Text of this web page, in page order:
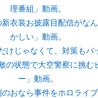
理番組」動画。
新衣装お披露目配信がな
かしい」動画。
けじゃなくて、対策もバ
の状態で大空警察に挑む
ー」動画。
のおなら事件をホロライ